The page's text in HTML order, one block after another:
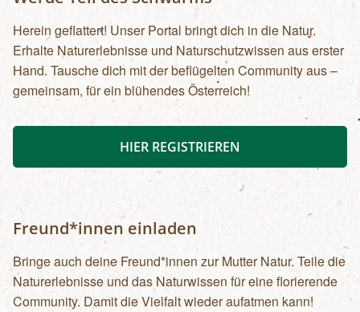
Herein geflattert! Unser Portal bringt dich in die Natur.
Erhalte Naturerlebnisse und Naturschutzwissen aus erster
Hand. Tausche dich mit der beflügelten Community aus –
gemeinsam, für ein blühendes Österreich!
HIER REGISTRIEREN
Freund*innen einladen
Bringe auch deine Freund*innen zur Mutter Natur. Teile die
Naturerlebnisse und das Naturwissen für eine florierende
Community. Damit die Vielfalt wieder aufatmen kann!